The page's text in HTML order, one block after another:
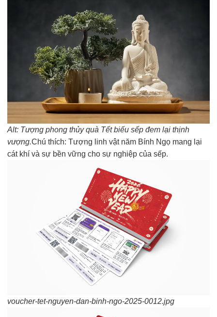
Alt: Tượng phong thủy quà Tết biếu sếp đem lại thịnh
vượng.Chú thích: Tượng linh vật năm Bính Ngọ mang lại
cát khí và sự bền vững cho sự nghiệp của sếp.
voucher-tet-nguyen-dan-binh-ngo-2025-0012.jpg